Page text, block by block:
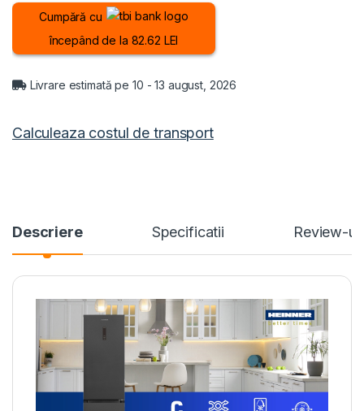
Cumpără cu
începând de la 82.62 LEI
Livrare estimată pe 10 - 13 august, 2026
Calculeaza costul de transport
Descriere Specificatii Review-uri